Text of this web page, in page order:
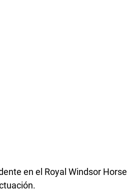
en el Royal Windsor Horse